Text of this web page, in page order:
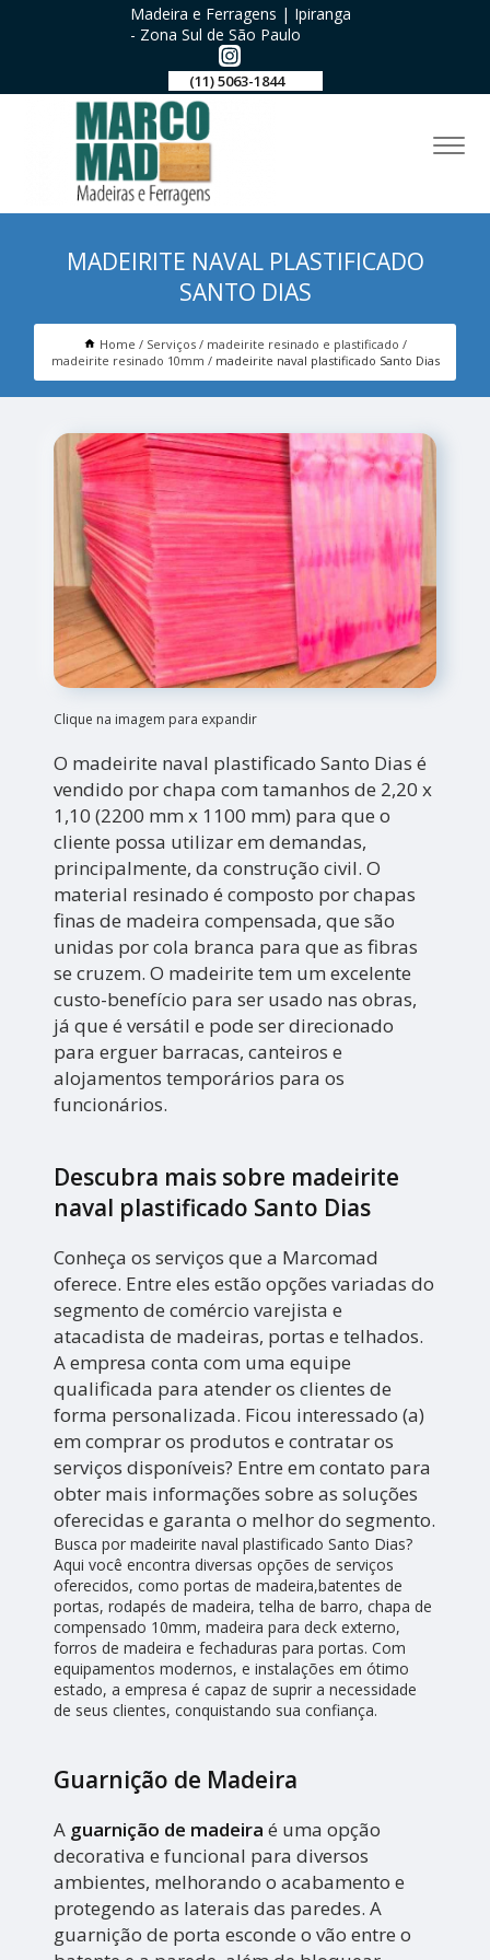
Madeira e Ferragens | Ipiranga
- Zona Sul de São Paulo
(11) 5063-1844
MADEIRITE NAVAL PLASTIFICADO
SANTO DIAS
Home Serviços
madeirite resinado e plastificado
madeirite resinado 10mm
madeirite naval plastificado Santo Dias
Clique na imagem para expandir
O madeirite naval plastificado Santo Dias é
vendido por chapa com tamanhos de 2,20 x
1,10 (2200 mm x 1100 mm) para que o
cliente possa utilizar em demandas,
principalmente, da construção civil. O
material resinado é composto por chapas
finas de madeira compensada, que são
unidas por cola branca para que as fibras
se cruzem. O madeirite tem um excelente
custo-benefício para ser usado nas obras,
já que é versátil e pode ser direcionado
para erguer barracas, canteiros e
alojamentos temporários para os
funcionários.
Descubra mais sobre madeirite
naval plastificado Santo Dias
Conheça os serviços que a Marcomad
oferece. Entre eles estão opções variadas do
segmento de comércio varejista e
atacadista de madeiras, portas e telhados.
A empresa conta com uma equipe
qualificada para atender os clientes de
forma personalizada. Ficou interessado (a)
em comprar os produtos e contratar os
serviços disponíveis? Entre em contato para
obter mais informações sobre as soluções
oferecidas e garanta o melhor do segmento.
Busca por madeirite naval plastificado Santo Dias?
Aqui você encontra diversas opções de serviços
oferecidos, como portas de madeira,batentes de
portas, rodapés de madeira, telha de barro, chapa de
compensado 10mm, madeira para deck externo,
forros de madeira e fechaduras para portas. Com
equipamentos modernos, e instalações em ótimo
estado, a empresa é capaz de suprir a necessidade
de seus clientes, conquistando sua confiança.
Guarnição de Madeira
A guarnição de madeira é uma opção
decorativa e funcional para diversos
ambientes, melhorando o acabamento e
protegendo as laterais das paredes. A
guarnição de porta esconde o vão entre o